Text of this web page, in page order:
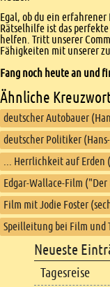
Egal, ob du ein erfahrener
Rätselhilfe ist das
helfen. Tritt unserer
Fähigkeiten mit unserer
Fang noch heute an und
Ähnliche
deutscher Autobauer
deutscher Politiker
... Herrlichkeit auf Erden
Edgar-Wallace-Film
Film mit Jodie Foster
Speilleitung bei Film und
Footer content
Neueste
Tagesreise